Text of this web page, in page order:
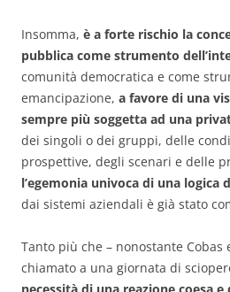
Insomma, è a forte rischio la
pubblica come strumento
comunità democratica e come
emancipazione, a favore di una
sempre più soggetta ad una
dei singoli o dei gruppi, delle
prospettive, degli scenari e delle
l’egemonia univoca di una logica
dai sistemi aziendali è già stato
Tanto più che – nonostante Cobas
chiamato a una giornata di